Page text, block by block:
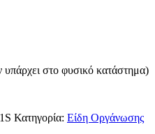
υπάρχει στο φυσικό κατάστημα)
Κατηγορία: Είδη Οργάνωσης